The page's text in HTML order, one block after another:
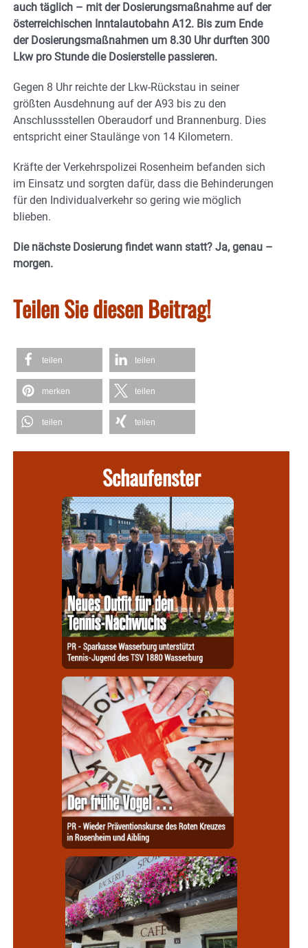
auch täglich – mit der Dosierungsmaßnahme auf der
österreichischen Inntalautobahn A12. Bis zum Ende
der Dosierungsmaßnahmen um 8.30 Uhr durften 300
Lkw pro Stunde die Dosierstelle passieren.
Gegen 8 Uhr reichte der Lkw-Rückstau in seiner
größten Ausdehnung auf der A93 bis zu den
Anschlussstellen Oberaudorf und Brannenburg. Dies
entspricht einer Staulänge von 14 Kilometern.
Kräfte der Verkehrspolizei Rosenheim befanden sich
im Einsatz und sorgten dafür, dass die Behinderungen
für den Individualverkehr so gering wie möglich
blieben.
Die nächste Dosierung findet wann statt? Ja, genau –
morgen.
Teilen Sie diesen Beitrag!
teilen teilen
merken teilen
teilen teilen
Schaufenster